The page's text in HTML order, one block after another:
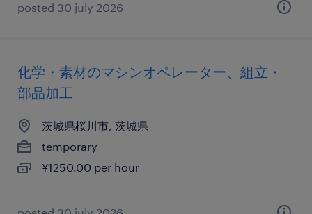
posted 30 july 2026
化学・素材のマシンオペレーター、組立・
部品加工
茨城県桜川市, 茨城県
temporary
¥1250.00 per hour